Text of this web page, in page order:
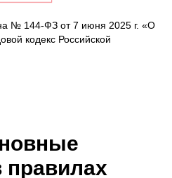
№ 144-ФЗ от 7 июня 2025 г. «О
кодекс Российской
правилах